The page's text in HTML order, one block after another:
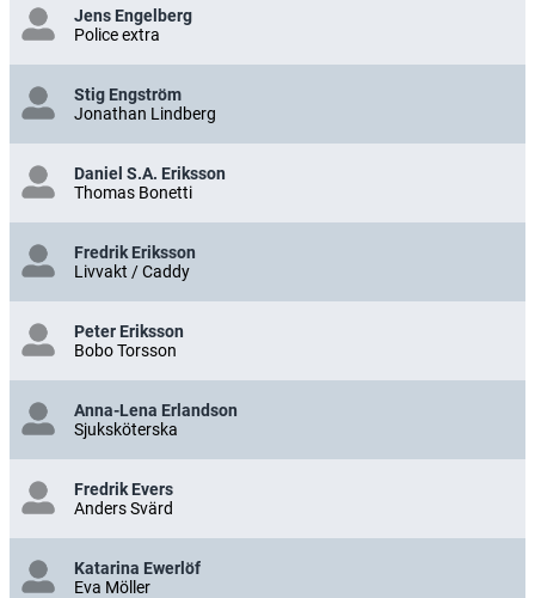
Jens Engelberg
Police extra
Stig Engström
Jonathan Lindberg
Daniel S.A. Eriksson
Thomas Bonetti
Fredrik Eriksson
Livvakt / Caddy
Peter Eriksson
Bobo Torsson
Anna-Lena Erlandson
Sjuksköterska
Fredrik Evers
Anders Svärd
Katarina Ewerlöf
Eva Möller